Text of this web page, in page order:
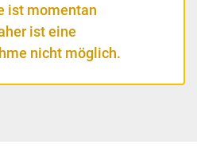
ist momentan
ist eine
nicht möglich.